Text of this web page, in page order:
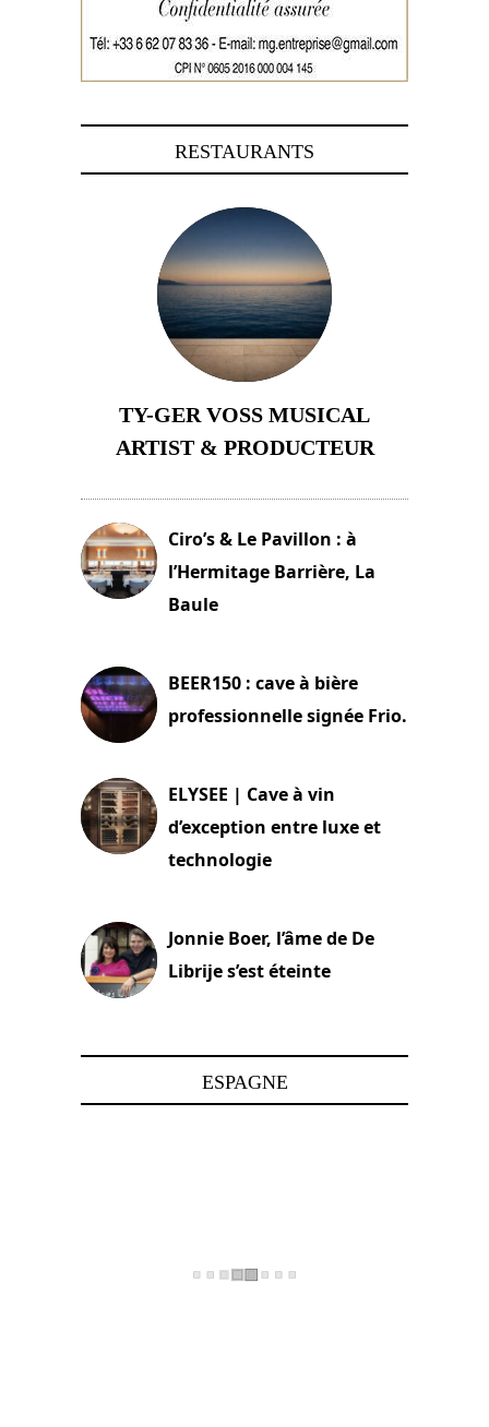
RESTAURANTS
TY-GER VOSS MUSICAL
ARTIST & PRODUCTEUR
Ciro’s & Le Pavillon : à
l’Hermitage Barrière, La
Baule
BEER150 : cave à bière
professionnelle signée Frio.
ELYSEE | Cave à vin
d’exception entre luxe et
technologie
Jonnie Boer, l’âme de De
Librije s’est éteinte
ESPAGNE